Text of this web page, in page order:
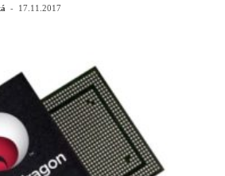
- 17.11.2017